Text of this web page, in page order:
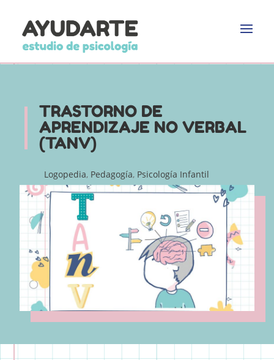
TRASTORNO DE
APRENDIZAJE NO VERBAL
(TANV)
Logopedia, Pedagogía, Psicología Infantil